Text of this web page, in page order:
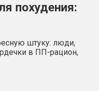
похудения:
штуку: люди,
в ПП-рацион,